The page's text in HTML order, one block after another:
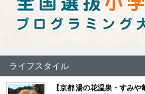
ライフスタイル
【京都 湯の花温泉・すみ